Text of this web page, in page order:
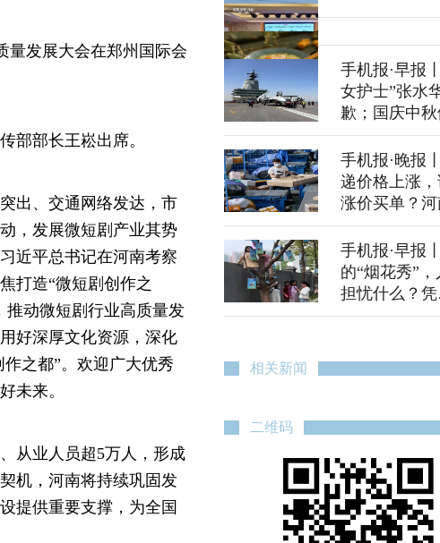
量发展大会在郑州国际会
部部长王崧出席。
出、交通网络发达，市
，发展微短剧产业其势
近平总书记在河南考察
打造“微短剧创作之
推动微短剧行业高质量发
好深厚文化资源，深化
之都”。欢迎广大优秀
未来。
从业人员超5万人，形成
机，河南将持续巩固发
提供重要支撑，为全国
手机报·早报
女护士”张水
歉；国庆中秋
至，河南高
段易堵
手机报·晚报
递价格上涨
涨价买单？河
降水量为
同期最多
手机报·早报
的“烟花秀”
担忧什么？凭
《731》电影
相关新闻
二维码